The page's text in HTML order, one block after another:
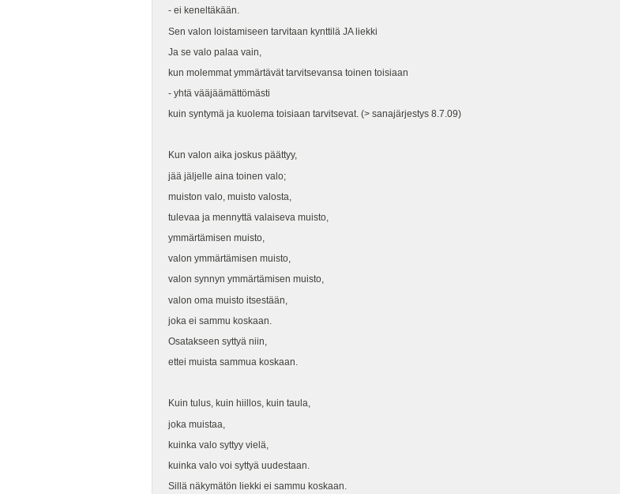
- ei keneltäkään.
Sen valon loistamiseen tarvitaan kynttilä JA liekki
Ja se valo palaa vain,
kun molemmat ymmärtävät tarvitsevansa toinen toisiaan
- yhtä vääjäämättömästi
kuin syntymä ja kuolema toisiaan tarvitsevat. (> sanajärjestys 8.7.09)
Kun valon aika joskus päättyy,
jää jäljelle aina toinen valo;
muiston valo, muisto valosta,
tulevaa ja mennyttä valaiseva muisto,
ymmärtämisen muisto,
valon ymmärtämisen muisto,
valon synnyn ymmärtämisen muisto,
valon oma muisto itsestään,
joka ei sammu koskaan.
Osatakseen syttyä niin,
ettei muista sammua koskaan.
Kuin tulus, kuin hiillos, kuin taula,
joka muistaa,
kuinka valo syttyy vielä,
kuinka valo voi syttyä uudestaan.
Sillä näkymätön liekki ei sammu koskaan.